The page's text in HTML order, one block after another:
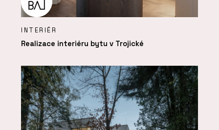
INTERIÉR
Realizace interiéru bytu v Trojické